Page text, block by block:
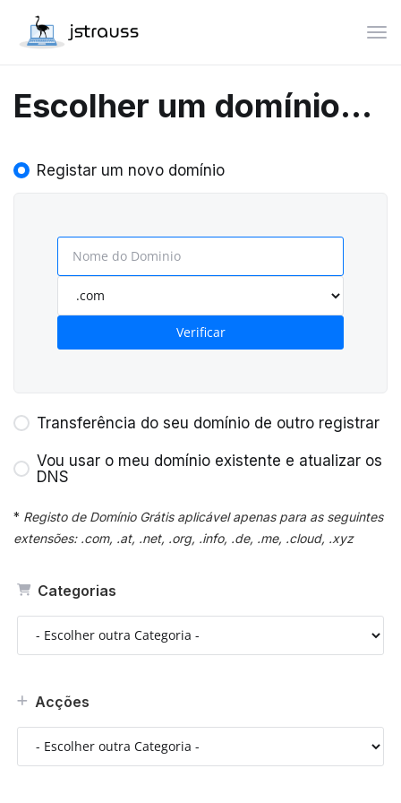
Escolher um domínio...
Categorias
Acções
Registar um novo domínio
Verificar
Transferência do seu domínio de outro registrar
Vou usar o meu domínio existente e atualizar os
DNS
* Registo de Domínio Grátis aplicável apenas para as seguintes
extensões: .com, .at, .net, .org, .info, .de, .me, .cloud, .xyz